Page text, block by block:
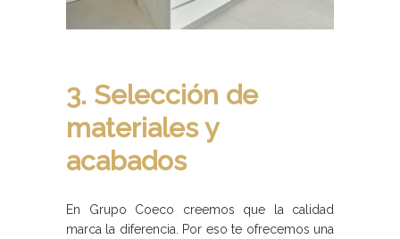
3. Selección de
materiales y
acabados
En Grupo Coeco creemos que la calidad
marca la diferencia. Por eso te ofrecemos una